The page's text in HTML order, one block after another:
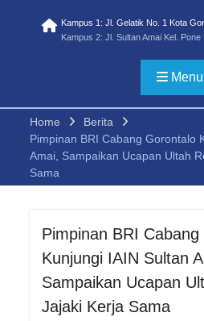
Juknis Sayembara
Pendaftaran Siswa
PTKIN 2026
Kampus 1: Jl. Gelatik No. 1 Kota
Kampus 2: Jl. Sultan Amai Kel.
Menu
Home
Berita
Pimpinan BRI Cabang Gorontalo
Amai, Sampaikan Ucapan Ultah
Sama
Pimpinan BRI
Kunjungi IAIN Sultan
Sampaikan Ucapan
Jajaki Kerja Sama